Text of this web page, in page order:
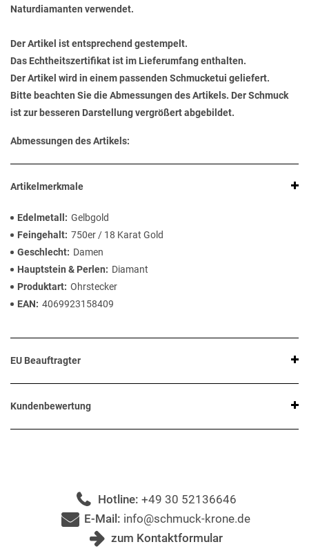
Naturdiamanten verwendet.
Der Artikel ist entsprechend gestempelt.
Das Echtheitszertifikat ist im Lieferumfang enthalten.
Der Artikel wird in einem passenden Schmucketui geliefert.
Bitte beachten Sie die Abmessungen des Artikels. Der Schmuck
ist zur besseren Darstellung vergrößert abgebildet.
Abmessungen des Artikels:
Artikelmerkmale
Edelmetall
Gelbgold
Feingehalt 750er / 18 Karat Gold
Geschlecht
Damen
Hauptstein & Perlen
Diamant
Produktart Ohrstecker
EAN
4069923158409
EU Beauftragter
Kundenbewertung
Hotline: +49 30 52136646
E-Mail: info@schmuck-krone.de
zum Kontaktformular